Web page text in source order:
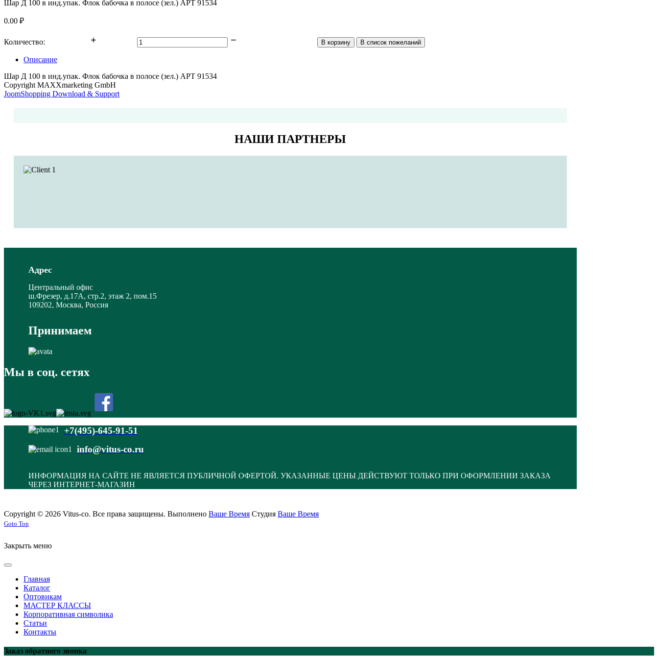
Шар Д 100 в инд.упак. Флок бабочка в полосе (зел.) АРТ 91534
0.00 ₽
Количество:
Описание
Шар Д 100 в инд.упак. Флок бабочка в полосе (зел.) АРТ 91534
Copyright MAXXmarketing GmbH
JoomShopping Download & Support
НАШИ ПАРТНЕРЫ
Адрес
Центральный офис
ш.Фрезер, д.17А, стр.2, этаж 2, пом.15
109202, Москва, Россия
Принимаем
Мы в соц. сетях
+7(495)-645-91-51
info@vitus-co.ru
ИНФОРМАЦИЯ НА САЙТЕ НЕ ЯВЛЯЕТСЯ ПУБЛИЧНОЙ ОФЕРТОЙ. УКАЗАННЫЕ ЦЕНЫ ДЕЙСТВУЮТ ТОЛЬКО ПРИ ОФОРМЛЕНИИ ЗАКАЗА
ЧЕРЕЗ ИНТЕРНЕТ-МАГАЗИН
Copyright © 2026 Vitus-co. Все права защищены. Выполнено Ваше Время Студия Ваше Время
Joomla! 3 Templates
Goto Top
Закрыть меню
Главная
Каталог
Оптовикам
МАСТЕР КЛАССЫ
Корпоративная символика
Статьи
Контакты
Заказ обратного звонка